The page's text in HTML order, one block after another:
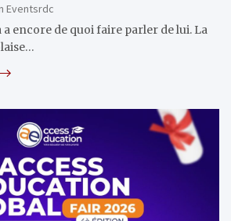
Eventsrdc
a encore de quoi faire parler de lui. La